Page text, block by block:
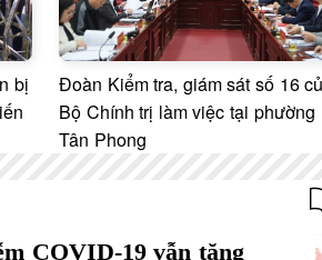
bị
Đoàn Kiểm tra, giám sát số 16
Bộ Chính trị làm việc tại phường
Tân Phong
COVID-19 vẫn tăng